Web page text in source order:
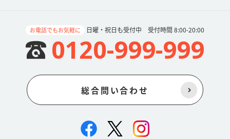
お電話でもお気軽に 日曜・祝日も受付中 受付時間 8:00-20:00
0120-999-999
総合問い合わせ